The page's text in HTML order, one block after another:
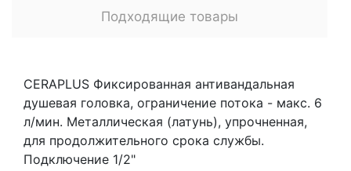
Подходящие товары
CERAPLUS Фиксированная антивандальная
душевая головка, ограничение потока - макс. 6
л/мин. Металлическая (латунь), упрочненная,
для продолжительного срока службы.
Подключение 1/2"